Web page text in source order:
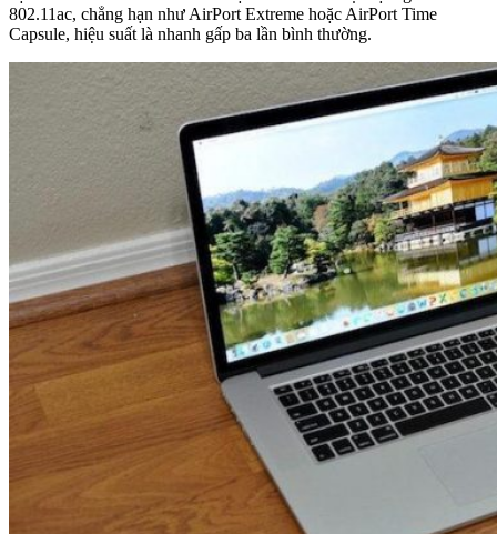
802.11ac, chẳng hạn như AirPort Extreme hoặc AirPort Time
Capsule, hiệu suất là nhanh gấp ba lần bình thường.